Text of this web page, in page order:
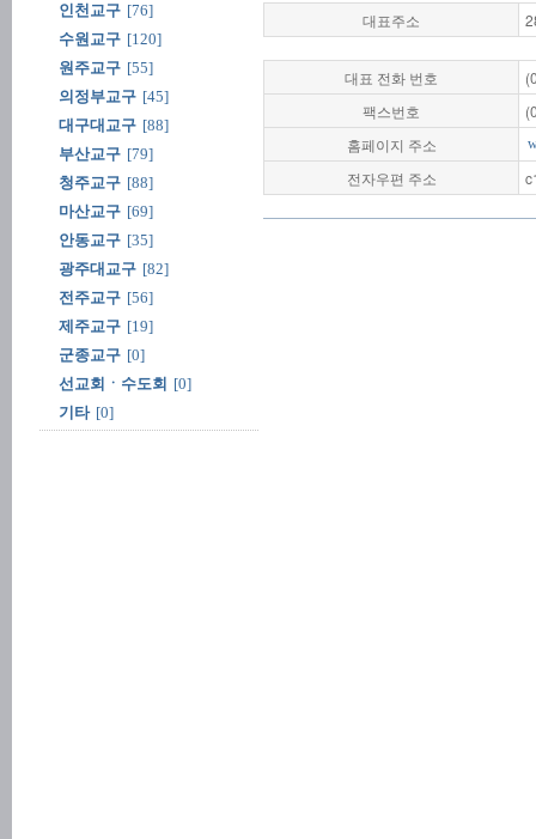
인천교구 [76]
수원교구 [120]
원주교구 [55]
의정부교구 [45]
대구대교구 [88]
부산교구 [79]
청주교구 [88]
마산교구 [69]
안동교구 [35]
광주대교구 [82]
전주교구 [56]
제주교구 [19]
군종교구 [0]
선교회ㆍ수도회 [0]
기타 [0]
대표주소
대표 전화 번호
팩스번호
홈페이지 주소
전자우편 주소